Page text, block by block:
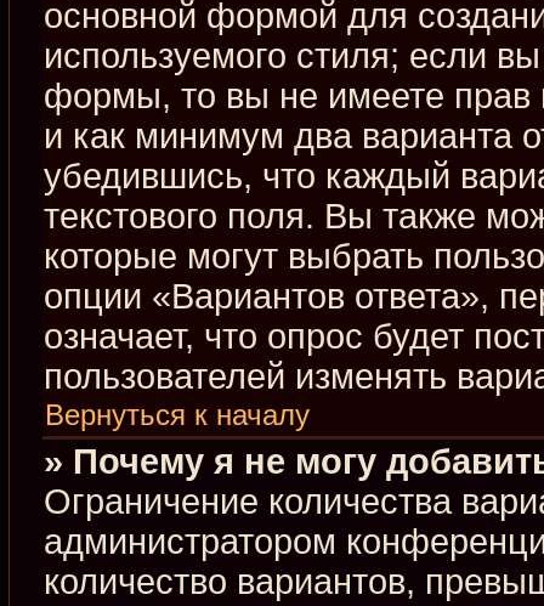
основной формой для
используемого стиля; если
формы, то вы не имеете прав
и как минимум два варианта
убедившись, что каждый
текстового поля. Вы также
которые могут выбрать
опции «Вариантов ответа»,
означает, что опрос будет
пользователей изменять
Вернуться к началу
» Почему я не могу
Ограничение количества
администратором
количество вариантов,